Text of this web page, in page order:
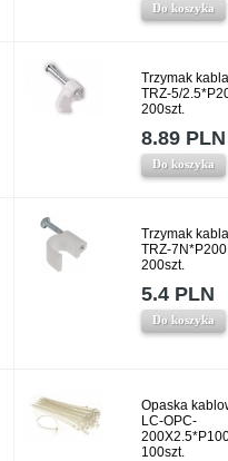
Do koszyka
Trzymak
TRZ-5/
200szt.
8.89 PLN
Do koszyka
Trzymak
TRZ-
200szt.
5.4 PLN
Do koszyka
Opaska
LC-OPC-
100szt.